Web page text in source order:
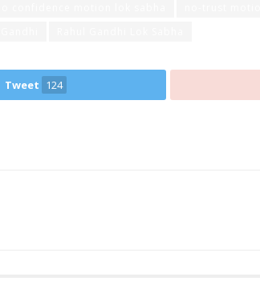
Tweet 124